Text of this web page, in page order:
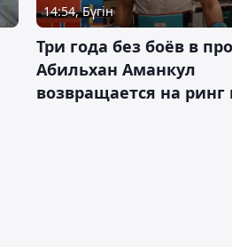
14:54, Бүгін
Три года без боёв в
Абильхан Аманкул
возвращается на